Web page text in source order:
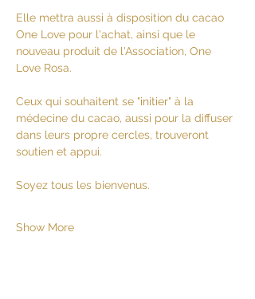
Elle mettra aussi à disposition du cacao
One Love pour l'achat, ainsi que le
nouveau produit de l'Association, One
Love Rosa.
Ceux qui souhaitent se "initier" à la
médecine du cacao, aussi pour la diffuser
dans leurs propre cercles, trouveront
soutien et appui.
Soyez tous les bienvenus.
Show More